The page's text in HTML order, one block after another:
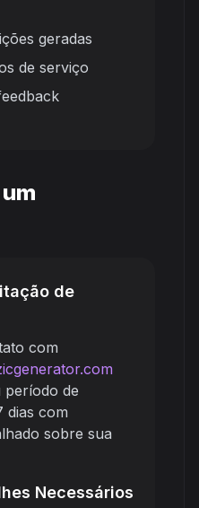
geradas
de serviço
de
com
período de
dias com
sobre sua
Necessários